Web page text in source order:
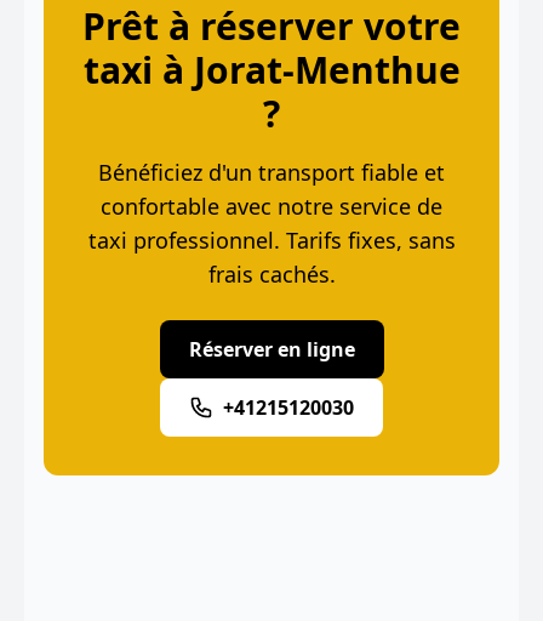
Prêt à réserver votre
taxi à Jorat-Menthue
?
Bénéficiez d'un transport fiable et
confortable avec notre service de
taxi professionnel. Tarifs fixes, sans
frais cachés.
Réserver en ligne
+41215120030